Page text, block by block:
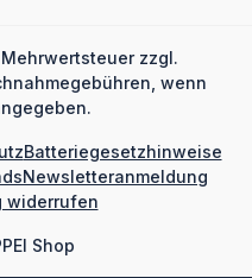
zzgl.
wenn
Shop
Batteriegesetzhinweise
Newsletteranmeldung
widerrufen